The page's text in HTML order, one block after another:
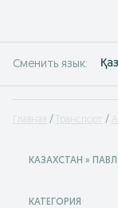
Сменить язык: Қаз
Главная Транспорт
КАЗАХСТАН »
КАТЕГОРИЯ